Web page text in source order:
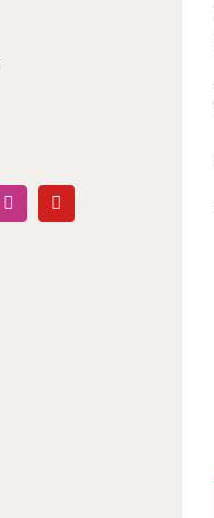
InstagramYouTube